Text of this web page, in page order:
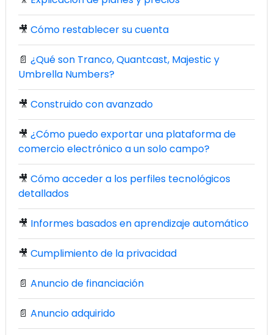
🎥 Cómo restablecer su cuenta
📄 ¿Qué son Tranco, Quantcast, Majestic y
Umbrella Numbers?
🎥 Construido con avanzado
🎥 ¿Cómo puedo exportar una plataforma de
comercio electrónico a un solo campo?
🎥 Cómo acceder a los perfiles tecnológicos
detallados
🎥 Informes basados en aprendizaje automático
🎥 Cumplimiento de la privacidad
📄 Anuncio de financiación
📄 Anuncio adquirido